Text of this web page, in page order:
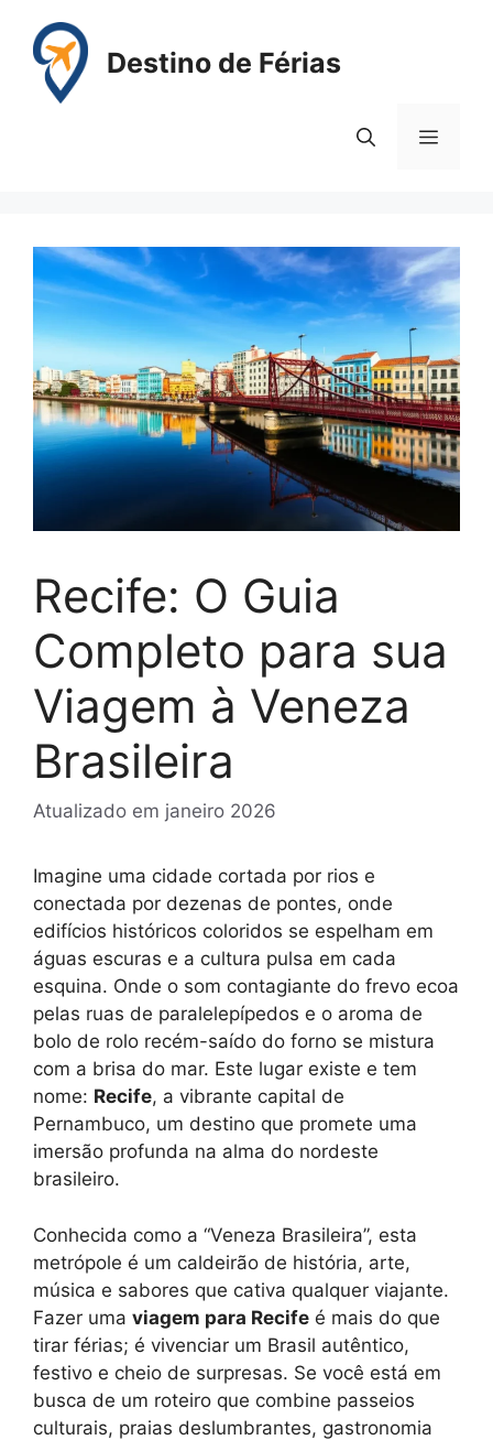
para
conteúdo
Destino de Férias
Menu
Recife: O Guia
Completo para sua
Viagem à Veneza
Brasileira
Atualizado em janeiro 2026
Imagine uma cidade cortada por rios e
conectada por dezenas de pontes, onde
edifícios históricos coloridos se espelham em
águas escuras e a cultura pulsa em cada
esquina. Onde o som contagiante do frevo ecoa
pelas ruas de paralelepípedos e o aroma de
bolo de rolo recém-saído do forno se mistura
com a brisa do mar. Este lugar existe e tem
nome: Recife, a vibrante capital de
Pernambuco, um destino que promete uma
imersão profunda na alma do nordeste
brasileiro.
Conhecida como a “Veneza Brasileira”, esta
metrópole é um caldeirão de história, arte,
música e sabores que cativa qualquer viajante.
Fazer uma viagem para Recife é mais do que
tirar férias; é vivenciar um Brasil autêntico,
festivo e cheio de surpresas. Se você está em
busca de um roteiro que combine passeios
culturais, praias deslumbrantes, gastronomia